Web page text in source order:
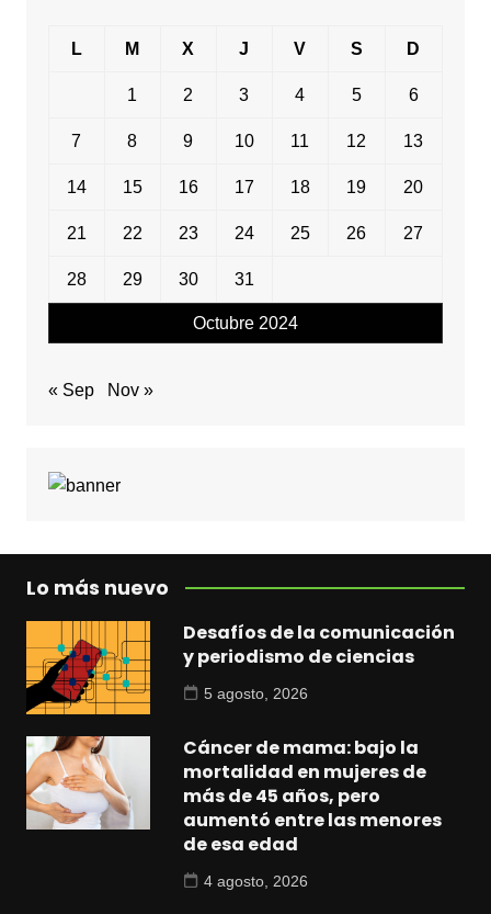
Octubre 2024
L M X J V S D
1 2 3 4 5 6
7 8 9 10 11 12 13
14 15 16 17 18 19 20
21 22 23 24 25 26 27
28 29 30 31
« Sep Nov »
Lo más nuevo
Desafíos de la comunicación
y periodismo de ciencias
5 agosto, 2026
Cáncer de mama: bajo la
mortalidad en mujeres de
más de 45 años, pero
aumentó entre las menores
de esa edad
4 agosto, 2026